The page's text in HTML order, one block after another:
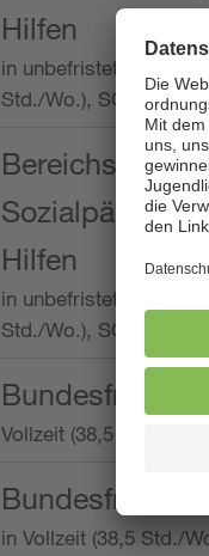
Hilfen
in unbefristeter
Std./Wo.), SOS-
Hilfen
in unbefristeter
Std./Wo.), SOS-
Vollzeit (38,5 Stunden
in Vollzeit (38,5 Std./